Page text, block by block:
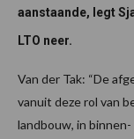
aanstaande, legt
LTO neer.
Van der Tak: “De
vanuit deze rol van
landbouw, in